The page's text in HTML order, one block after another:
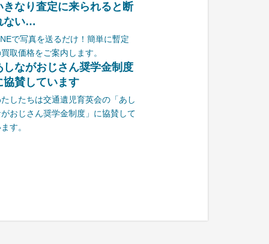
きなり査定に来られると断
ない…
で写真を送るだけ！簡単に暫定
取価格をご案内します。
しながおじさん奨学金制度
協賛しています
たしたちは交通遺児育英会の「あし
がおじさん奨学金制度」に協賛して
す。